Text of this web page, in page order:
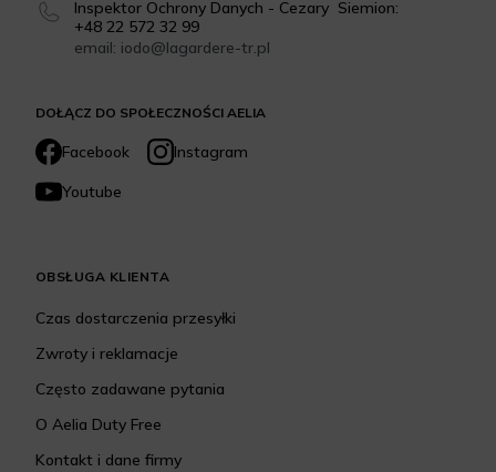
DOŁĄCZ DO SPOŁECZNOŚCI AELIA
Facebook
Instagram
Youtube
Inspektor Ochrony Danych - Cezary Siemion:
+48 22 572 32 99
email: iodo@lagardere-tr.pl
OBSŁUGA KLIENTA
Czas dostarczenia przesyłki
Zwroty i reklamacje
Często zadawane pytania
O Aelia Duty Free
Kontakt i dane firmy